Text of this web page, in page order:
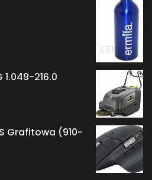
216.0
Grafitowa (910-